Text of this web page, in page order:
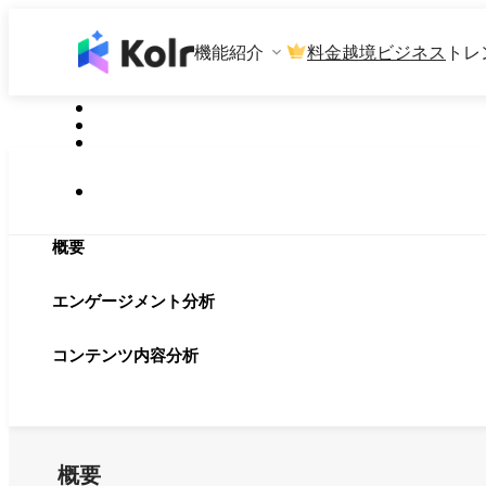
機能紹介 料金越境ビジネス ト
概要
エンゲージメント分析
コンテンツ内容分析
概要